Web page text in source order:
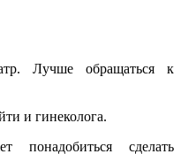
Лучше обращаться к
и гинеколога.
понадобиться сделать